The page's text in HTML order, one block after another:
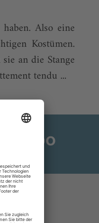
im Ballett?
Also eine
Kostümen.
an die Stange
tendu ...
Abo